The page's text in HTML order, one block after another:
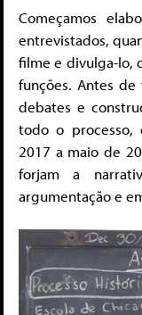
Começamos
entrevistados,
filme e divulga-lo,
funções. Antes
debates e
todo o processo,
2017 a maio de
forjam a
argumentação e